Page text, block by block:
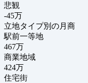
悲観
-45万
立地タイプ別の月商
駅前一等地
467万
商業地域
424万
住宅街